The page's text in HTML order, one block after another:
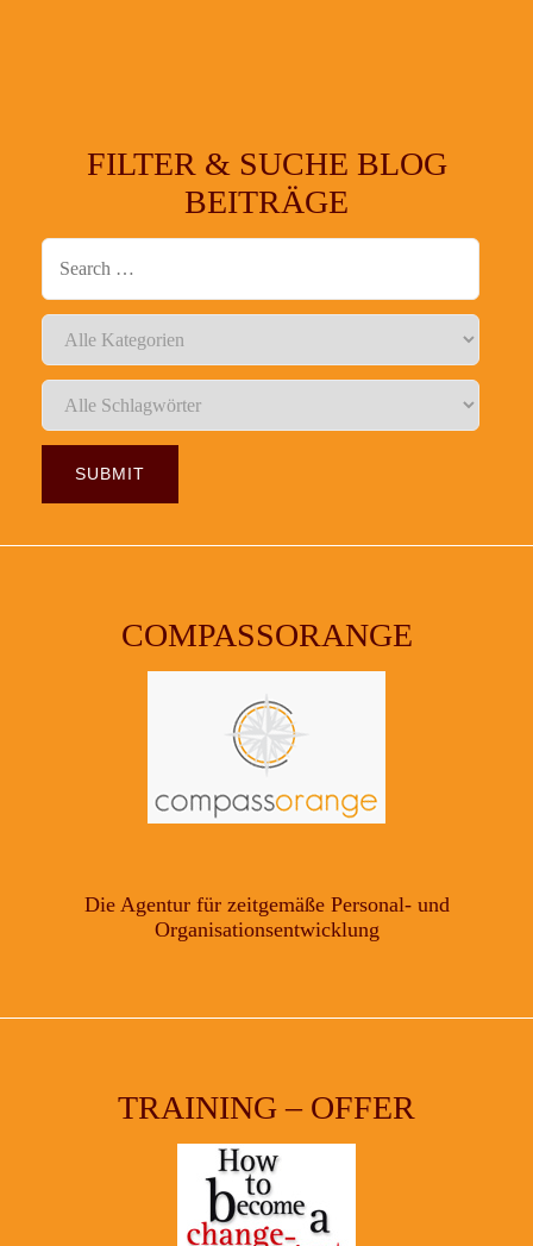
FILTER & SUCHE BLOG
BEITRÄGE
COMPASSORANGE
Die Agentur für zeitgemäße Personal- und
Organisationsentwicklung
TRAINING – OFFER